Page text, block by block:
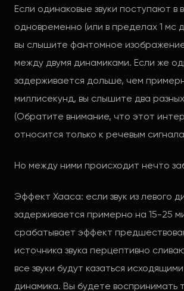
Если одинаковые звуки поступают в
одновременно (или в пределах 1 мс
вы слышите фантомное
между двумя динамиками. Если же
задерживается дольше, чем
миллисекунд, вы слышите два разных
(Обратите внимание, что этот
относится только к речевым
Но между ними происходит нечто
Эффект Хааса: если звук из левого
задерживается примерно на 15-25
срабатывает эффект
источника звука перцептивно
все звуки будут казаться
динамика. Вы будете воспринимать